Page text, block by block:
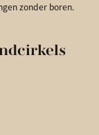
zonder boren.